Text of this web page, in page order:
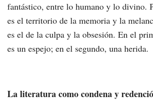
fantástico, entre lo humano y lo divino.
es el territorio de la memoria y la
es el de la culpa y la obsesión. En el
es un espejo; en el segundo, una herida.
La literatura como condena y